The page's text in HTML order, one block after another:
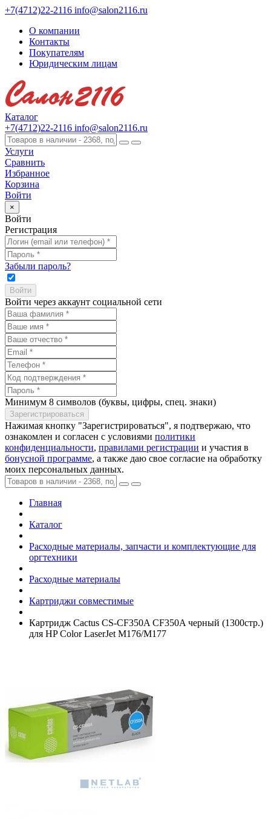
+7(4712)22-2116 info@salon2116.ru
О компании
Контакты
Покупателям
Юридическим лицам
Каталог
+7(4712)22-2116 info@salon2116.ru
Услуги
Сравнить
Избранное
Корзина
Войти
×
Войти
Регистрация
Забыли пароль?
Войти через аккаунт социальной сети
Минимум 8 символов (буквы, цифры, спец. знаки)
Нажимая кнопку "Зарегистрироваться", я подтвержаю, что
ознакомлен и согласен с условиями политики
конфиденциальности, правилами регистрации и участия в
бонусной программе, а также даю свое согласие на обработку
моих персональных данных.
Главная
Каталог
Расходные материалы, запчасти и комплектующие для
оргтехники
Расходные материалы
Картриджи совместимые
Картридж Cactus CS-CF350A CF350A черный (1300стр.)
для HP Color LaserJet M176/­M177